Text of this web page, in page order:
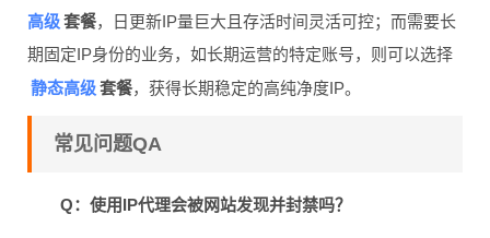
高级套餐，日更新IP量巨大且存活时间灵活可控；而需要长
期固定IP身份的业务，如长期运营的特定账号，则可以选择
静态高级套餐，获得长期稳定的高纯净度IP。
常见问题QA
Q：使用IP代理会被网站发现并封禁吗？